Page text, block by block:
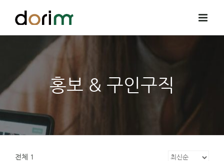
홍보 & 구인구직
전체 1